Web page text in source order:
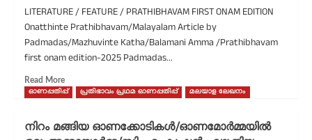
യാത്രാ
വിവരണം/
ഷേക്‌സ്പിയേർസ്
ഗ്ലോബ്
പ്രതിഭാവം
പ്രഥമ
LITERATURE / FEATURE / PRATHIBHAVAM FIRST ONAM EDITION
Onatthinte Prathibhavam/Malayalam Article by
Padmadas/Mazhuvinte Katha/Balamani Amma /Prathibhavam
first onam edition-2025 Padmadas...
Read MoreRead
more
പ്രതിഭാവം/
ഓണപ്പതിപ്പ് പ്രതിഭാവം പ്രഥമ ഓണപ്പതിപ്പ് മലയാള ലേഖനം
നിറം മങ്ങിയ ഓണക്കോടികൾ/ഓണമോർമ്മയിൽ